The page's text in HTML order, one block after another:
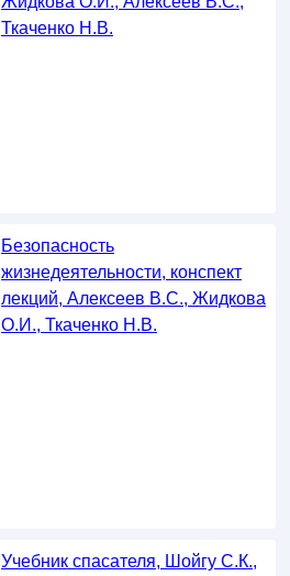
Ткаченко Н.В.
Безопасность
жизнедеятельности, конспект
лекций, Алексеев В.С., Жидкова
О.И., Ткаченко Н.В.
Учебник спасателя, Шойгу С.К.,